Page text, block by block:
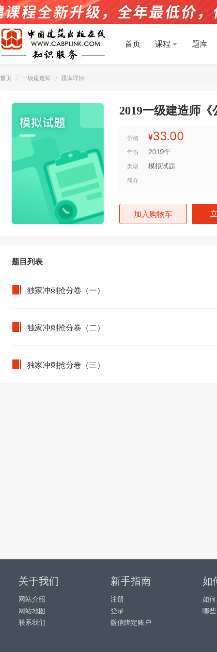
首页 课程 题库
首页 一级建造师 题库详情
2019一级建造师
价格 ¥33.00
年份 2019年
类型 模拟试题
简介
加入购物车
题目列表
独家冲刺抢分卷（一）
独家冲刺抢分卷（二）
独家冲刺抢分卷（三）
关于我们
网站介绍
网站地图
联系我们
新手指南
注册
登录
微信绑定账户
如
如
哪